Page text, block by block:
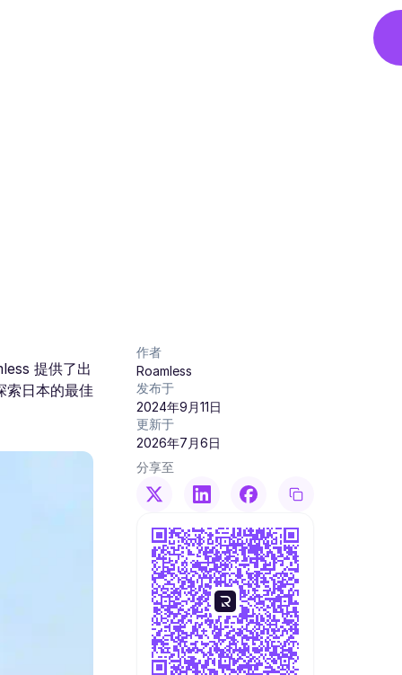
提供了出
索日本的最佳
作者
Roamless
发布于
2024年9月11日
更新于
2026年7月6日
分享至